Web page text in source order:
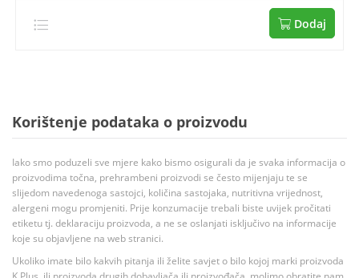
Dodaj
Korištenje podataka o proizvodu
Iako smo poduzeli sve mjere kako bismo osigurali da je svaka informacija o
proizvodima točna, prehrambeni proizvodi se često mijenjaju te se
slijedom navedenoga sastojci, količina sastojaka, nutritivna vrijednost,
alergeni mogu promjeniti. Prije konzumacije trebali biste uvijek pročitati
etiketu tj. deklaraciju proizvoda, a ne se oslanjati isključivo na informacije
koje su objavljene na web stranici.
Ukoliko imate bilo kakvih pitanja ili želite savjet o bilo kojoj marki proizvoda